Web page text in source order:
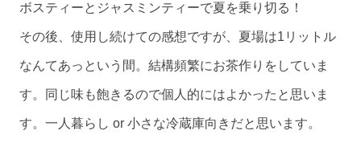
ボスティーとジャスミンティーで夏を乗り切る！
その後、使用し続けての感想ですが、夏場は1リットル
なんてあっという間。結構頻繁にお茶作りをしていま
す。同じ味も飽きるので個人的にはよかったと思いま
す。一人暮らし or 小さな冷蔵庫向きだと思います。